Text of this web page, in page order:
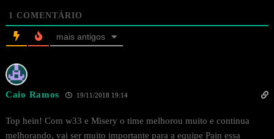
1 COMENTÁRIO
mais antigos
Caio Ramos 19/11/2018 19:14
Top hein! Com w33 e Misery o time melhorou muito e continua
melhorando, vai ser muito importante para a equipe Pain essa